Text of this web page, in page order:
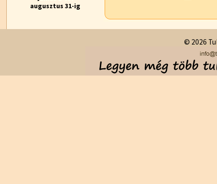
augusztus 31-ig
© 2026